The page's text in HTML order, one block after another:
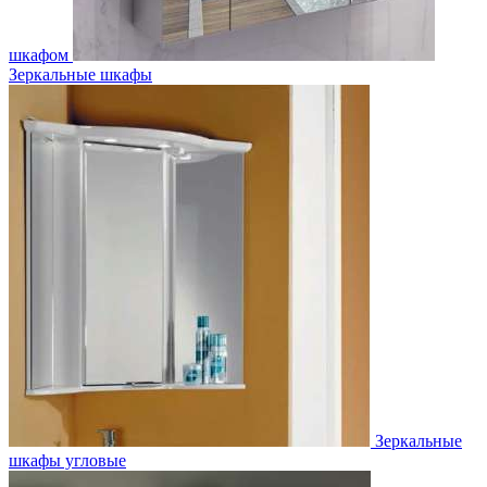
шкафом
Зеркальные шкафы
Зеркальные
шкафы угловые